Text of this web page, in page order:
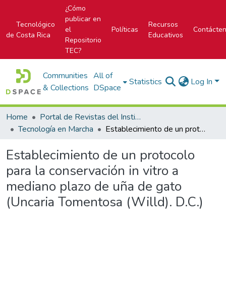
Tecnológico
de Costa Rica
¿Cómo
publicar en
el
Repositorio
TEC?
Políticas
Recursos
Educativos
Communities
& Collections
All of
DSpace
Statistics Log In
Home
Portal de Revistas del Instituto Tecnológico de Costa Rica
Tecnología en Marcha
Establecimiento de un protocolo para la conservación in vitro a mediano plazo de uña de gato (Uncaria Tomentosa (Willd). D.C.)
Establecimiento de un protocolo
para la conservación in vitro a
mediano plazo de uña de gato
(Uncaria Tomentosa (Willd). D.C.)